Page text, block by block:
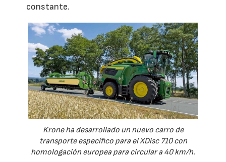
constante.
Krone ha desarrollado un nuevo carro de
transporte específico para el XDisc 710 con
homologación europea para circular a 40 km/h.